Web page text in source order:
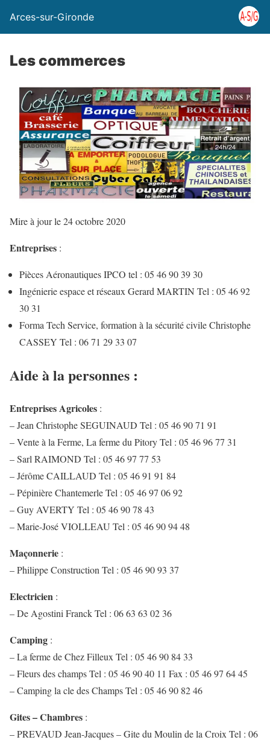
Arces-sur-Gironde
Les commerces
Mire à jour le 24 octobre 2020
Entreprises :
Pièces Aéronautiques IPCO tel : 05 46 90 39 30
Ingénierie espace et réseaux Gerard MARTIN Tel : 05 46 92
30 31
Forma Tech Service, formation à la sécurité civile Christophe
CASSEY Tel : 06 71 29 33 07
Aide à la personnes :
Entreprises Agricoles :
– Jean Christophe SEGUINAUD Tel : 05 46 90 71 91
– Vente à la Ferme, La ferme du Pitory Tel : 05 46 96 77 31
– Sarl RAIMOND Tel : 05 46 97 77 53
– Jérôme CAILLAUD Tel : 05 46 91 91 84
– Pépinière Chantemerle Tel : 05 46 97 06 92
– Guy AVERTY Tel : 05 46 90 78 43
– Marie-José VIOLLEAU Tel : 05 46 90 94 48
Maçonnerie :
– Philippe Construction Tel : 05 46 90 93 37
Electricien :
– De Agostini Franck Tel : 06 63 63 02 36
Camping :
– La ferme de Chez Filleux Tel : 05 46 90 84 33
– Fleurs des champs Tel : 05 46 90 40 11 Fax : 05 46 97 64 45
– Camping la cle des Champs Tel : 05 46 90 82 46
Gites – Chambres :
– PREVAUD Jean-Jacques – Gite du Moulin de la Croix Tel : 06